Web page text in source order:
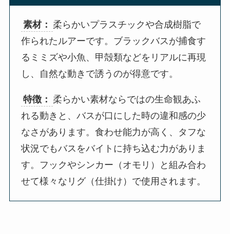
素材： 柔らかいプラスチックや合成樹脂で
作られたルアーです。ブラックバスが捕食す
るミミズや小魚、甲殻類などをリアルに再現
し、自然な動きで誘うのが得意です。
特徴： 柔らかい素材ならではの生命観あふ
れる動きと、バスが口にした時の違和感の少
なさがあります。食わせ能力が高く、タフな
状況でもバスをバイトに持ち込む力がありま
す。フックやシンカー（オモリ）と組み合わ
せて様々なリグ（仕掛け）で使用されます。